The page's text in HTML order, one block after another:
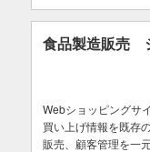
食品製造販売
Webショッピングサ
買い上げ情報を既存
販売、顧客管理を一